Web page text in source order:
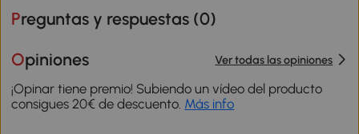
Preguntas y respuestas (0)
Opiniones Ver todas las opiniones
¡Opinar tiene premio! Subiendo un vídeo del producto
consigues 20€ de descuento. Más info